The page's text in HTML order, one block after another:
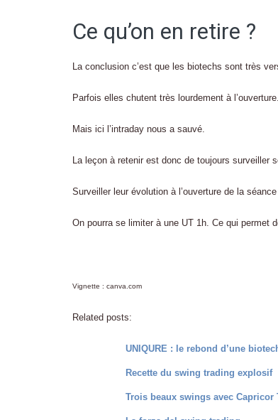
Ce qu’on en retire ?
La conclusion c’est que les biotechs sont très
Parfois elles chutent très lourdement à
Mais ici l’intraday nous a sauvé.
La leçon à retenir est donc de toujours surveiller
Surveiller leur évolution à l’ouverture de la
On pourra se limiter à une UT 1h. Ce qui permet
Vignette : canva.com
Related posts:
UNIQURE : le rebond d’une
Recette du swing trading explosif
Trois beaux swings avec Capricor